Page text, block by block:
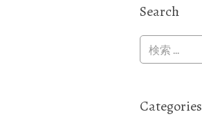
Search
Categories